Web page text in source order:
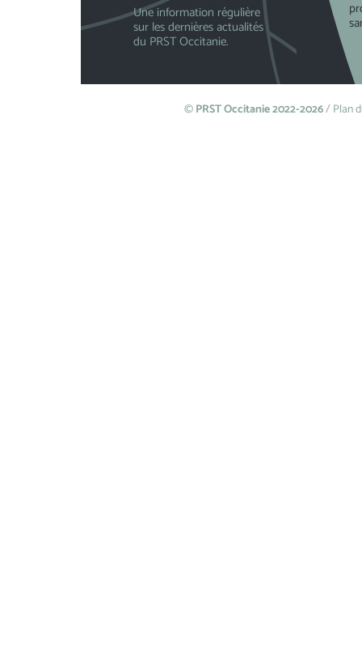
Une information régulière
sur les dernières actualités
du PRST Occitanie.
©PRST Occitanie 2022-2026/Plan